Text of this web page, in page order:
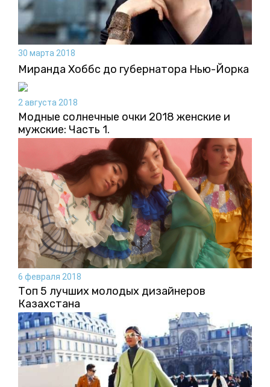
30 марта 2018
Миранда Хоббс до губернатора Нью-Йорка
2 августа 2018
Модные солнечные очки 2018 женские и
мужские: Часть 1.
6 февраля 2018
Топ 5 лучших молодых дизайнеров
Казахстана